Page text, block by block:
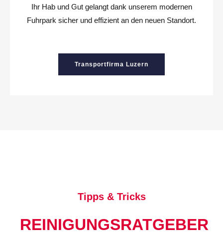
Ihr Hab und Gut gelangt dank unserem modernen
Fuhrpark sicher und effizient an den neuen Standort.
Transportfirma Luzern
Tipps & Tricks
REINIGUNGSRATGEBER